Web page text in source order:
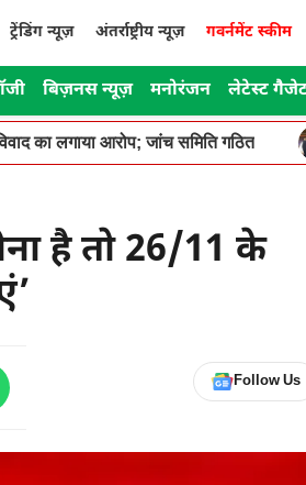
ट्रेंडिंग न्यूज़ अंतर्राष्ट्रीय न्यूज़ गवर्नमेंट स्कीम
बिज़नस न्यूज़ मनोरंजन लेटेस्ट
का लगाया आरोप; जांच समिति गठित
है तो 26/11 के
Follow Us